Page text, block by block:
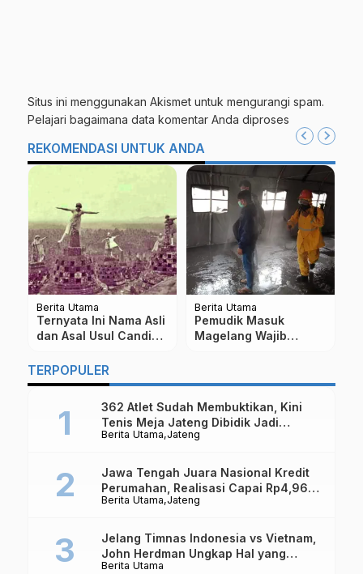
Situs ini menggunakan Akismet untuk mengurangi spam.
Pelajari bagaimana data komentar Anda diproses
REKOMENDASI UNTUK ANDA
Berita Utama
Ternyata Ini Nama Asli
dan Asal Usul Candi
Magelang
Berita Utama
Pemudik Masuk
Magelang Wajib
TERPOPULER
Berita Utama Jateng
362 Atlet Sudah Membuktikan, Kini
Tenis Meja Jateng Dibidik Jadi
Kekuatan Nasional
Berita Utama Jateng
Jawa Tengah Juara Nasional Kredit
Perumahan, Realisasi Capai Rp4,96
Triliun
Berita Utama
Jelang Timnas Indonesia vs Vietnam,
John Herdman Ungkap Hal yang
Dipertaruhkan